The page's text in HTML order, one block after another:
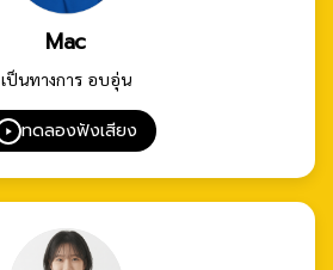
Mac
เป็นทางการ อบอุ่น
ทดลองฟังเสียง